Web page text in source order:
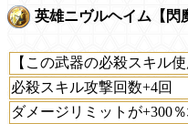
英雄ニヴルヘイム【閃
【この武器の必殺スキル使
必殺スキル攻撃回数+4回
ダメージリミットが+300